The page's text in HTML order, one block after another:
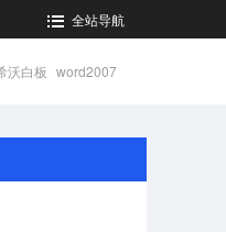
全站导航
沃白板 word2007